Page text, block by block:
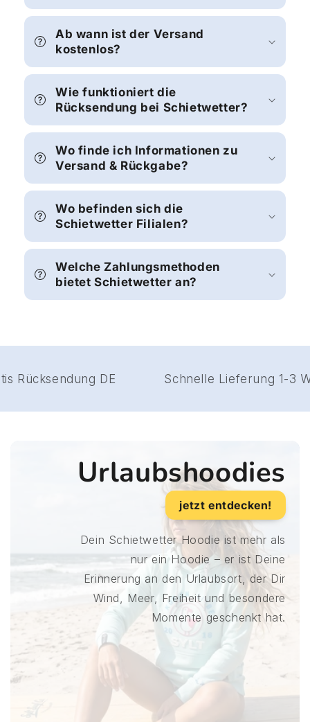
Ab wann ist der Versand
kostenlos?
Wie funktioniert die
Rücksendung bei Schietwetter?
Wo finde ich Informationen zu
Versand & Rückgabe?
Wo befinden sich die
Schietwetter Filialen?
Welche Zahlungsmethoden
bietet Schietwetter an?
Schnelle Lieferung 1-3
Rücksendung DE
Urlaubshoodies
jetzt entdecken!
Dein Schietwetter Hoodie ist mehr als
nur ein Hoodie – er ist Deine
Erinnerung an den Urlaubsort, der Dir
Wind, Meer, Freiheit und besondere
Momente geschenkt hat.